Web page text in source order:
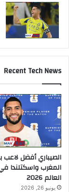
Recent Tech News
الصيباري أفضل لاعب
المغرب واسكتلندا
العالم 2026
يونيو 26, 2026